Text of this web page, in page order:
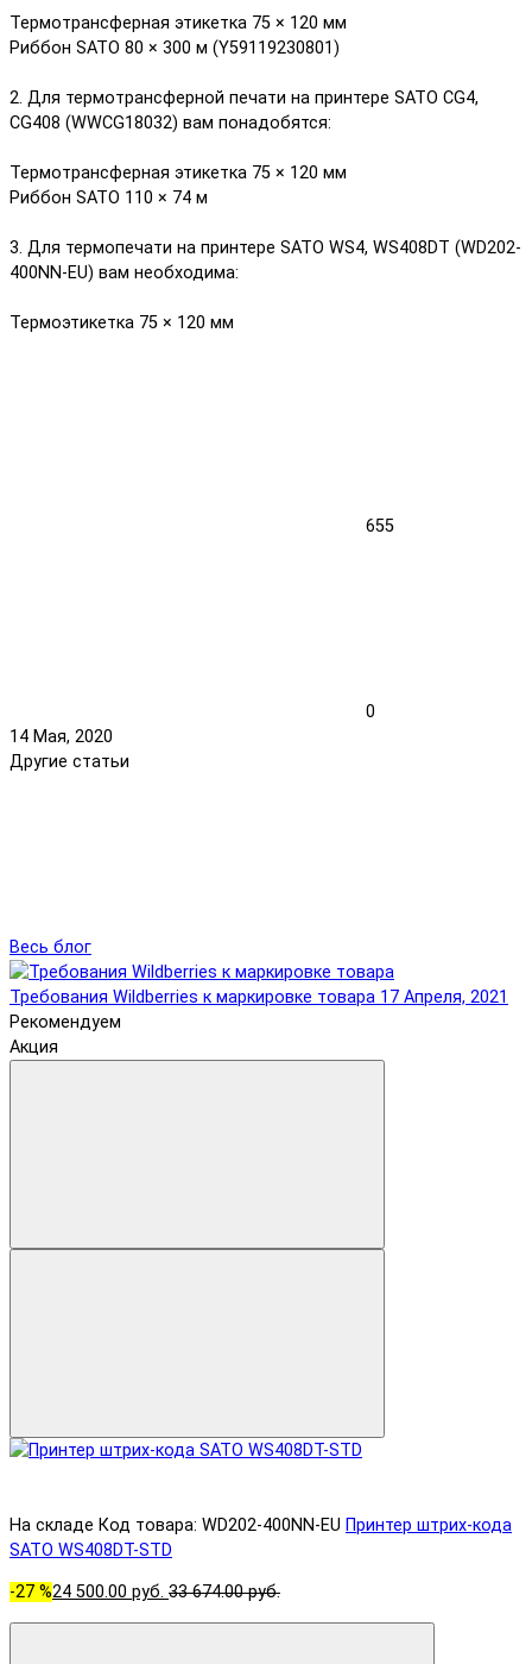
Термотрансферная этикетка 75 × 120 мм
Риббон SATO 80 × 300 м (Y59119230801)
2. Для термотрансферной печати на принтере SATO CG4,
CG408 (WWCG18032) вам понадобятся:
Термотрансферная этикетка 75 × 120 мм
Риббон SATO 110 × 74 м
3. Для термопечати на принтере SATO WS4, WS408DT (WD202-
400NN-EU) вам необходима:
Термоэтикетка 75 × 120 мм
655
0
14 Мая, 2020
Другие статьи
Весь блог
Требования Wildberries к маркировке товара 17 Апреля, 2021
Рекомендуем
Акция
На складе Код товара: WD202-400NN-EU Принтер штрих-кода
SATO WS408DT-STD
-27 %24 500.00 руб. 33 674.00 руб.